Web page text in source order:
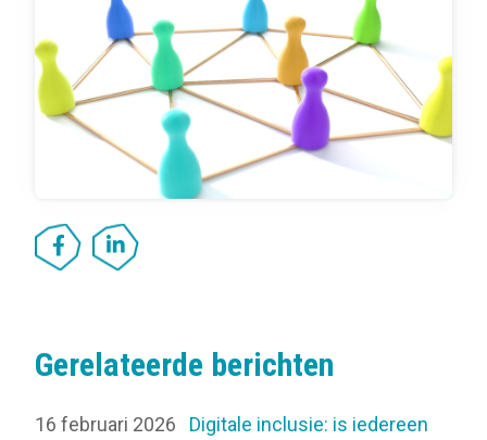
Gerelateerde berichten
16 februari 2026
Digitale inclusie: is iedereen